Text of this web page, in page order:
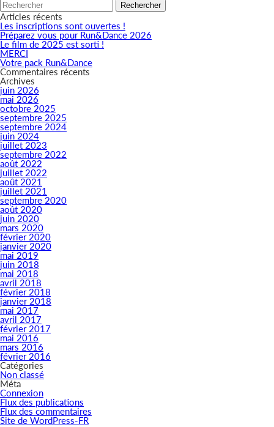
Rechercher
Articles récents
Les inscriptions sont ouvertes !
Préparez vous pour Run&Dance 2026
Le film de 2025 est sorti !
MERCI
Votre pack Run&Dance
Commentaires récents
Archives
juin 2026
mai 2026
octobre 2025
septembre 2025
septembre 2024
juin 2024
juillet 2023
septembre 2022
août 2022
juillet 2022
août 2021
juillet 2021
septembre 2020
août 2020
juin 2020
mars 2020
février 2020
janvier 2020
mai 2019
juin 2018
mai 2018
avril 2018
février 2018
janvier 2018
mai 2017
avril 2017
février 2017
mai 2016
mars 2016
février 2016
Catégories
Non classé
Méta
Connexion
Flux des publications
Flux des commentaires
Site de WordPress-FR